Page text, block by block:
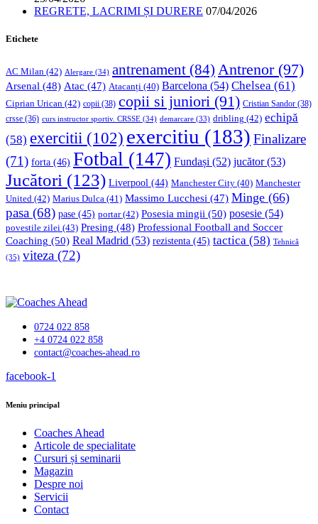
REGRETE, LACRIMI ȘI DURERE 07/04/2026
Etichete
AC Milan (42) Alergare (34) antrenament (84) Antrenor(97)
Arsenal (48) Atac (47) Atacanți (40) Barcelona (54) Chelsea (61)
Ciprian Urican (42) copii (38) copii si juniori (91) Cristian Sandor (38)
crsse (36) curs instructor sportiv. CRSSE (34) demarcare (33) dribling (42) echipă
(58) exercitii (102) exercitiu (183) Finalizare
(71) forta (46) Fotbal (147) Fundași (52) jucător(53)
Jucători (123) Liverpool (44) Manchester City (40) Manchester
United (42) Marius Dulca (41) Massimo Lucchesi (47) Minge (66)
pasa (68) pase (45) portar(42) Posesia mingii (50) posesie (54)
povestile zilei (43) Presing (48) Professional Football and Soccer
Coaching (50) Real Madrid (53) rezistenta (45) tactica (58) Tehnică
(35) viteza (72)
0724 022 858
+4 0724 022 858
contact@coaches-ahead.ro
facebook-1
Meniu principal
Coaches Ahead
Articole de specialitate
Cursuri și seminarii
Magazin
Despre noi
Servicii
Contact